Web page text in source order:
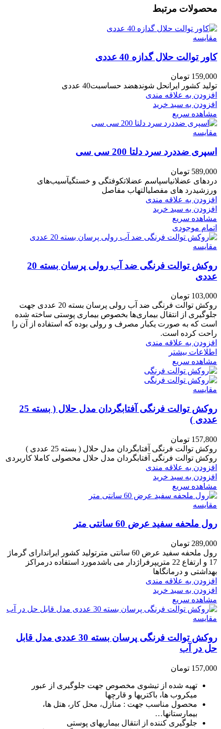
محصولات مرتبط
مقایسه
کاور توالت حلال گدازه 40 عددی
159,000 تومان
تولید کشور ایرانحل شوندهضد حساسبت40 عددی
افزودن به علاقه مندی
افزودن به سبد خرید
مشاهده سریع
مقایسه
اسپری ضددرد سرد دلتا 200 سی سی
589,000 تومان
دردهای عضلانیاسپاسم عضلاتکوفتگی و خستگیآسیب‌های
ورزشیدرد های مفصلیالتهاب مفاصل
افزودن به علاقه مندی
افزودن به سبد خرید
مشاهده سریع
اتمام موجودی
مقایسه
روکش توالت فرنگی ضد آب رولی پرسان بسته 20
عددی
103,000 تومان
روکش توالت فرنگی ضد آب رولی پرسان بسته 20 عددی جهت
جلوگیری از انتقال بیماری‌ها بخصوص بیماری پوستی ساخته شده
است که به صورت یکبار مصرف و رولی بوده که استفاده از آن را
راحت کرده است.
افزودن به علاقه مندی
اطلاعات بیشتر
مشاهده سریع
مقایسه
روکش توالت فرنگی آفتابگردان مدل حلال ( بسته 25
عددی )
157,800 تومان
روکش توالت فرنگی آفتابگردان مدل حلال ( بسته 25 عددی )
روکش توالت فرنگی آفتابگردان مدل حلال محصولی کاملا کاربردی
افزودن به علاقه مندی
افزودن به سبد خرید
مشاهده سریع
مقایسه
رول ملحفه سفید عرض 60 سانتی متر
289,000 تومان
رول ملحفه سفید عرض 60 سانتی مترتولید کشور ایراندارای گرماژ
17 و ارتفاع 22 متریپرفراژدار می باشدمورد استفاده درمراکز
بهداشتی و درمانگاها
افزودن به علاقه مندی
افزودن به سبد خرید
مشاهده سریع
مقایسه
روکش توالت فرنگی پرسان بسته 30 عددی مدل قابل
حل در آب
157,000 تومان
تهیه شده از تیشوی مخصوص جهت جلوگیری از عبور
میکروب ها، باکتریها و قارچها
محصول مناسب جهت : منازل، محل کار، هتل ها،
بیمارستانها…
جلوگیری کننده از انتقال بیماریهای پوستی